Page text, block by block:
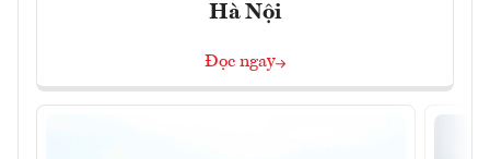
Hà Nội
Đọc ngay